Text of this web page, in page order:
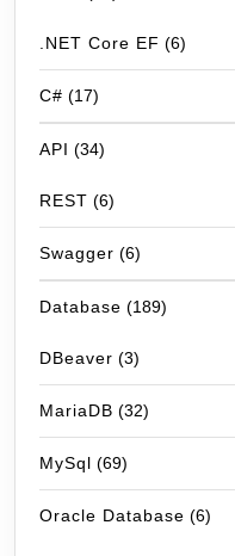
.NET Core EF (6)
C# (17)
API (34)
REST (6)
Swagger (6)
Database (189)
DBeaver (3)
MariaDB (32)
MySql (69)
Oracle Database (6)